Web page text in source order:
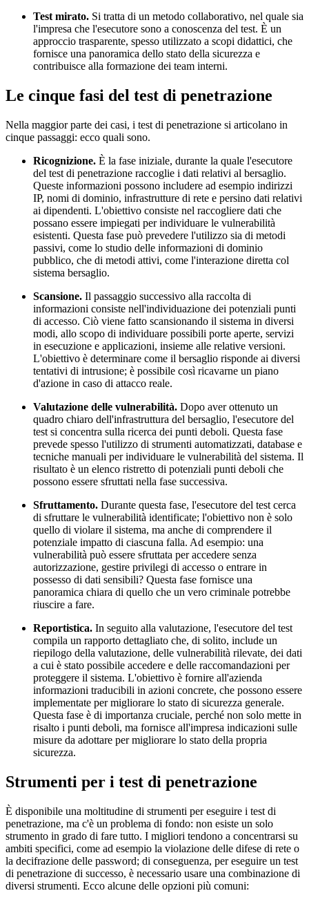
Test mirato. Si tratta di un metodo collaborativo, nel quale sia
l'impresa che l'esecutore sono a conoscenza del test. È un
approccio trasparente, spesso utilizzato a scopi didattici, che
fornisce una panoramica dello stato della sicurezza e
contribuisce alla formazione dei team interni.
Le cinque fasi del test di penetrazione
Nella maggior parte dei casi, i test di penetrazione si articolano in
cinque passaggi: ecco quali sono.
Ricognizione. È la fase iniziale, durante la quale l'esecutore
del test di penetrazione raccoglie i dati relativi al bersaglio.
Queste informazioni possono includere ad esempio indirizzi
IP, nomi di dominio, infrastrutture di rete e persino dati relativi
ai dipendenti. L'obiettivo consiste nel raccogliere dati che
possano essere impiegati per individuare le vulnerabilità
esistenti. Questa fase può prevedere l'utilizzo sia di metodi
passivi, come lo studio delle informazioni di dominio
pubblico, che di metodi attivi, come l'interazione diretta col
sistema bersaglio.
Scansione. Il passaggio successivo alla raccolta di
informazioni consiste nell'individuazione dei potenziali punti
di accesso. Ciò viene fatto scansionando il sistema in diversi
modi, allo scopo di individuare possibili porte aperte, servizi
in esecuzione e applicazioni, insieme alle relative versioni.
L'obiettivo è determinare come il bersaglio risponde ai diversi
tentativi di intrusione; è possibile così ricavarne un piano
d'azione in caso di attacco reale.
Valutazione delle vulnerabilità. Dopo aver ottenuto un
quadro chiaro dell'infrastruttura del bersaglio, l'esecutore del
test si concentra sulla ricerca dei punti deboli. Questa fase
prevede spesso l'utilizzo di strumenti automatizzati, database e
tecniche manuali per individuare le vulnerabilità del sistema. Il
risultato è un elenco ristretto di potenziali punti deboli che
possono essere sfruttati nella fase successiva.
Sfruttamento. Durante questa fase, l'esecutore del test cerca
di sfruttare le vulnerabilità identificate; l'obiettivo non è solo
quello di violare il sistema, ma anche di comprendere il
potenziale impatto di ciascuna falla. Ad esempio: una
vulnerabilità può essere sfruttata per accedere senza
autorizzazione, gestire privilegi di accesso o entrare in
possesso di dati sensibili? Questa fase fornisce una
panoramica chiara di quello che un vero criminale potrebbe
riuscire a fare.
Reportistica. In seguito alla valutazione, l'esecutore del test
compila un rapporto dettagliato che, di solito, include un
riepilogo della valutazione, delle vulnerabilità rilevate, dei dati
a cui è stato possibile accedere e delle raccomandazioni per
proteggere il sistema. L'obiettivo è fornire all'azienda
informazioni traducibili in azioni concrete, che possono essere
implementate per migliorare lo stato di sicurezza generale.
Questa fase è di importanza cruciale, perché non solo mette in
risalto i punti deboli, ma fornisce all'impresa indicazioni sulle
misure da adottare per migliorare lo stato della propria
sicurezza.
Strumenti per i test di penetrazione
È disponibile una moltitudine di strumenti per eseguire i test di
penetrazione, ma c'è un problema di fondo: non esiste un solo
strumento in grado di fare tutto. I migliori tendono a concentrarsi su
ambiti specifici, come ad esempio la violazione delle difese di rete o
la decifrazione delle password; di conseguenza, per eseguire un test
di penetrazione di successo, è necessario usare una combinazione di
diversi strumenti. Ecco alcune delle opzioni più comuni: